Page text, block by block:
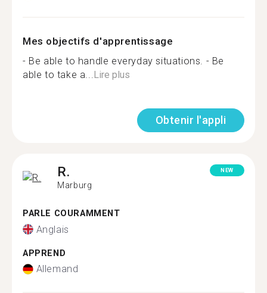
Mes objectifs d'apprentissage
- Be able to handle everyday situations. - Be
able to take a...Lire plus
Obtenir l'appli
R.
Marburg
NEW
PARLE COURAMMENT
Anglais
APPREND
Allemand